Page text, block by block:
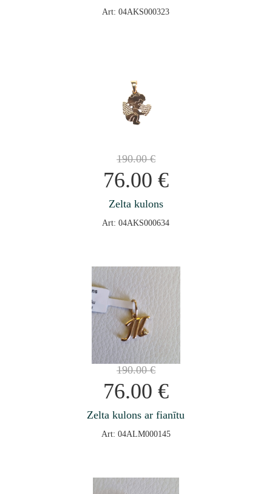
Art: 04AKS000323
190.00€
76.00 €
Zelta kulons
Art: 04AKS000634
190.00€
76.00 €
Zelta kulons ar fianītu
Art: 04ALM000145